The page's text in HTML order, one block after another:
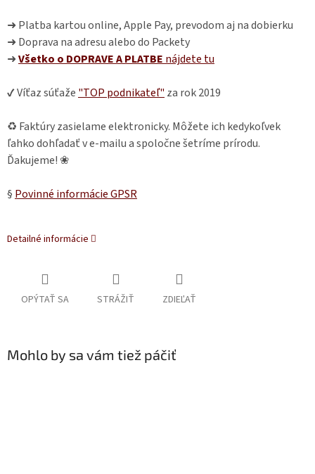
➜ Platba kartou online, Apple Pay, prevodom aj na dobierku
➜ Doprava na adresu alebo do Packety
➜Všetko o DOPRAVE A PLATBE nájdete tu
✔ Víťaz súťaže "TOP podnikateľ" za rok 2019
♻ Faktúry zasielame elektronicky. Môžete ich kedykoľvek
ľahko dohľadať v e-mailu a spoločne šetríme prírodu.
Ďakujeme! ❀
§ Povinné informácie GPSR
Detailné informácie
OPÝTAŤ SA STRÁŽIŤ ZDIEĽAŤ
Mohlo by sa vám tiež páčiť